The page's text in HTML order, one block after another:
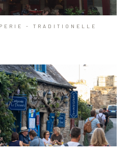
- TRADITIONELLE